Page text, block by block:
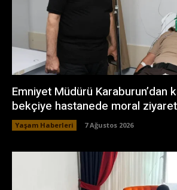
Emniyet Müdürü Karaburun’dan
bekçiye hastanede moral
Yaşam Haberleri 7 Ağustos 2026